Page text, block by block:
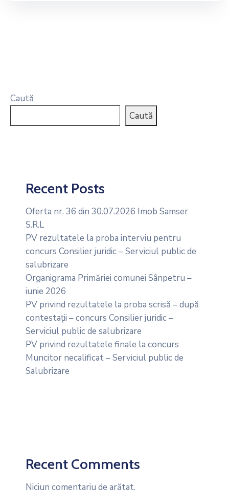
Caută
Caută
Recent Posts
Oferta nr. 36 din 30.07.2026 Imob Samser
S.R.L
PV rezultatele la proba interviu pentru
concurs Consilier juridic – Serviciul public de
salubrizare
Organigrama Primăriei comunei Sânpetru –
iunie 2026
PV privind rezultatele la proba scrisă – după
contestații – concurs Consilier juridic –
Serviciul public de salubrizare
PV privind rezultatele finale la concurs
Muncitor necalificat – Serviciul public de
Salubrizare
Recent Comments
Niciun comentariu de arătat.